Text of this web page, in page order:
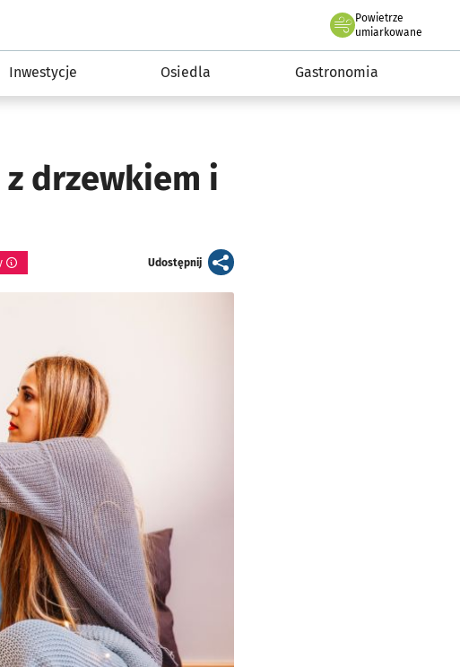
Dla mieszkańca
Powietrze
we Wrocławiu
umiarkowane
Inwestycje Osiedla Gastronomia
drzewkiem i
Udostępnijartykuł